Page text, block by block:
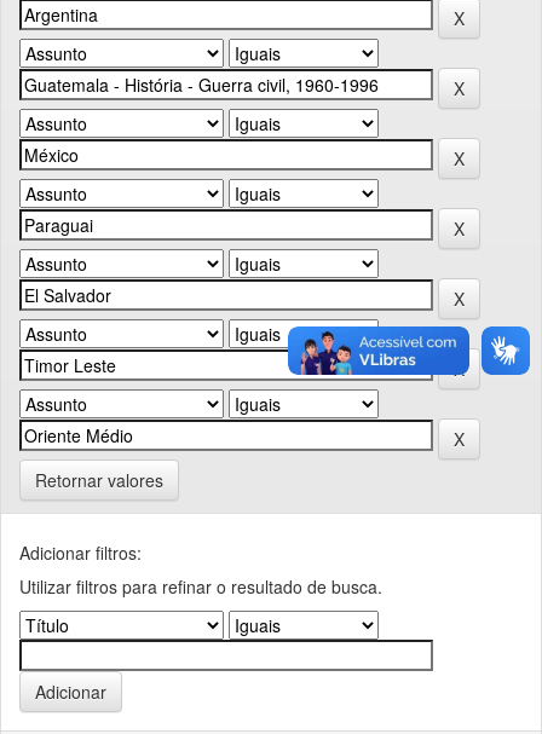
Retornar valores
Adicionar filtros:
Utilizar filtros para refinar o resultado de busca.